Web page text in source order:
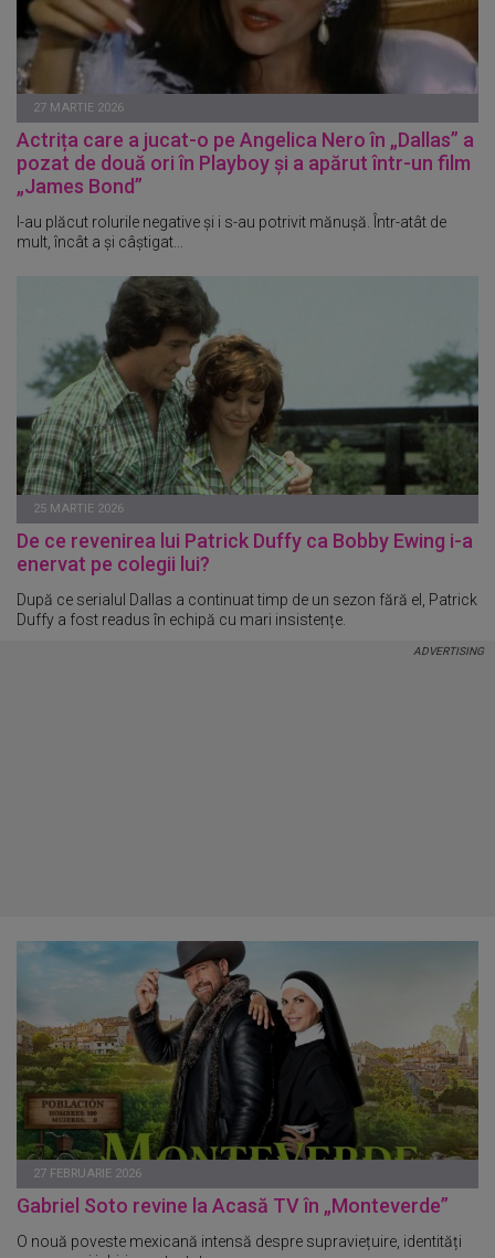
27 MARTIE 2026
Actrița care a jucat-o pe Angelica Nero în „Dallas” a
pozat de două ori în Playboy și a apărut într-un film
„James Bond”
I-au plăcut rolurile negative și i s-au potrivit mănușă. Într-atât de
mult, încât a și câștigat...
25 MARTIE 2026
De ce revenirea lui Patrick Duffy ca Bobby Ewing i-a
enervat pe colegii lui?
După ce serialul Dallas a continuat timp de un sezon fără el, Patrick
Duffy a fost readus în echipă cu mari insistențe.
27 FEBRUARIE 2026
Gabriel Soto revine la Acasă TV în „Monteverde”
O nouă poveste mexicană intensă despre supraviețuire, identități